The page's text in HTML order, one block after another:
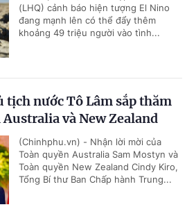
(LHQ) cảnh báo hiện tượng El Nino
đang mạnh lên có thể đẩy thêm
khoảng 49 triệu người vào tình...
tịch nước Tô Lâm sắp thăm
và New Zealand
(Chinhphu.vn) - Nhận lời mời của
Toàn quyền Australia Sam Mostyn và
Toàn quyền New Zealand Cindy Kiro,
Tổng Bí thư Ban Chấp hành Trung...